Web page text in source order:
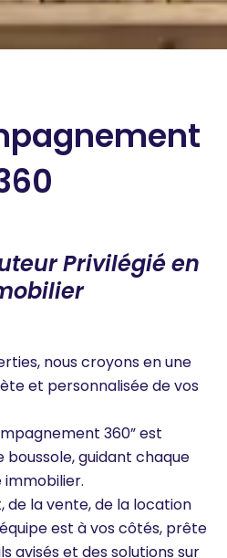
Privilégié en
nous croyons en une
et personnalisée de vos
360” est
guidant chaque
de la vente, de la location
est à vos côtés, prête
avisés et des solutions sur